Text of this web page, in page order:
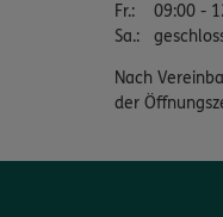
Fr.:
09:00 -
Sa.:
Nach
der